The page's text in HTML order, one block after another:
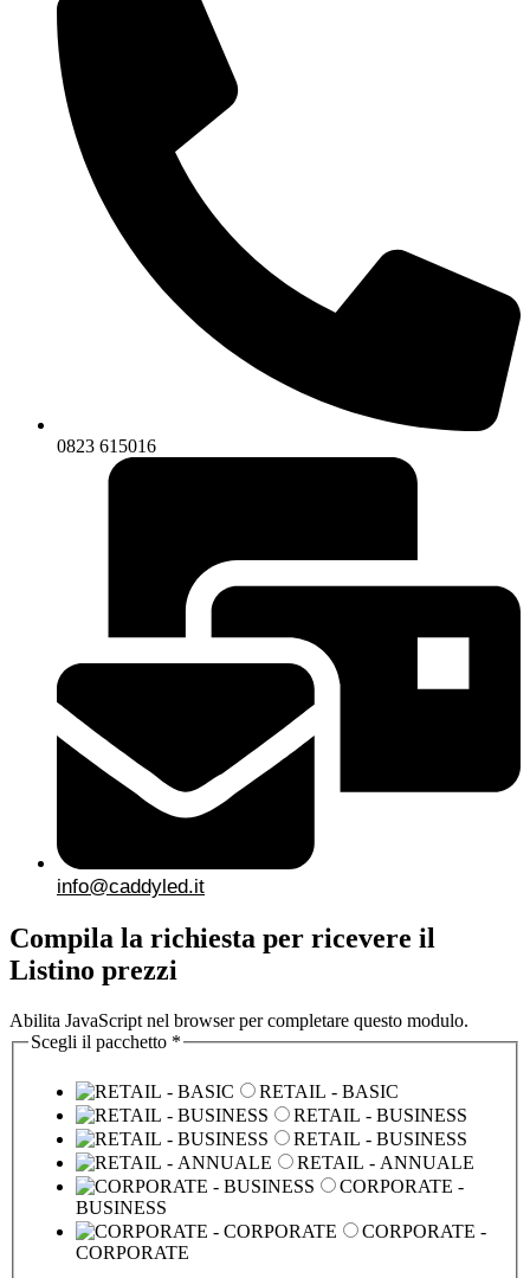
0823 615016
info@caddyled.it
Compila la richiesta per ricevere il
Listino prezzi
Abilita JavaScript nel browser per completare questo modulo.
Scegli il pacchetto *
RETAIL - BASIC
RETAIL - BUSINESS
RETAIL - BUSINESS
RETAIL - ANNUALE
CORPORATE -
BUSINESS
CORPORATE -
CORPORATE